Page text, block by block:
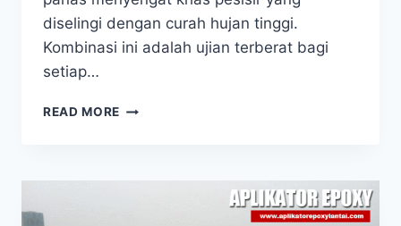
diselingi dengan curah hujan tinggi.
Kombinasi ini adalah ujian terberat bagi
setiap…
READ MORE